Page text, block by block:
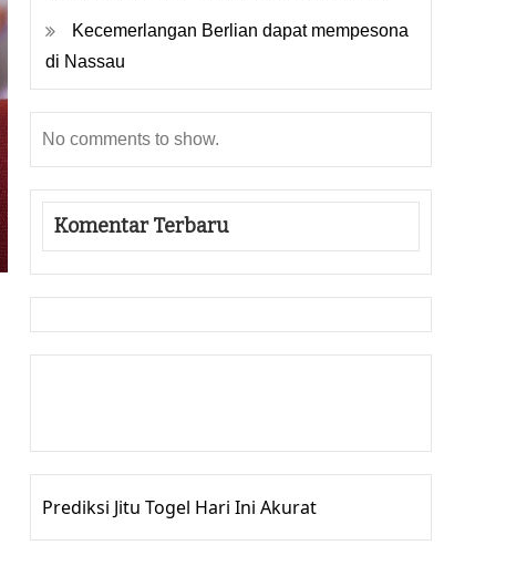
Kecemerlangan Berlian dapat mempesona
di Nassau
No comments to show.
Komentar Terbaru
Prediksi Jitu Togel Hari Ini Akurat